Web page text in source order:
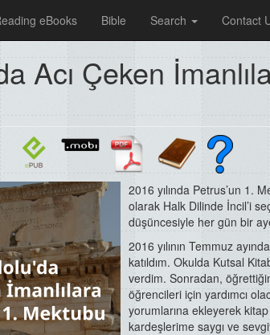
eBooks Bible Search Contact
Acı Çeken
2016 yılında Petrus’un 1.
olarak Halk Dilinde İncil’i
düşüncesiyle her gün bir
2016 yılının Temmuz
katıldım. Okulda Kutsal
verdim. Sonradan,
öğrencileri için yardımcı
yorumlarına ekleyerek
kardeşlerime saygı ve